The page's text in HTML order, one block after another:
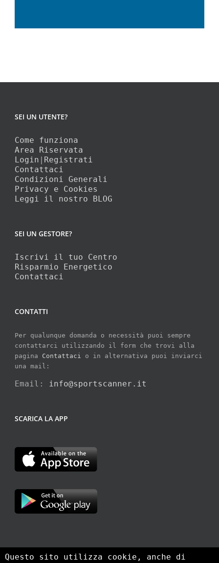
SEI UN UTENTE?
Come funziona
Area Riservata
Login | Registrati
Contattaci
Condizioni Generali
Privacy e Cookies
Leggi il nostro BLOG
SEI UN GESTORE?
Iscrivi il tuo Centro
Risparmio Energetico
Contattaci
CONTATTI
Per qualunque domanda o necessità puoi sempre
contattarci utilizzando il form che trovi alla
pagina Contattaci o in alternativa puoi inviarci
una mail:
Email: info@sportscanner.it
SCARICA LA APP
Questo sito utilizza cookie, anche di